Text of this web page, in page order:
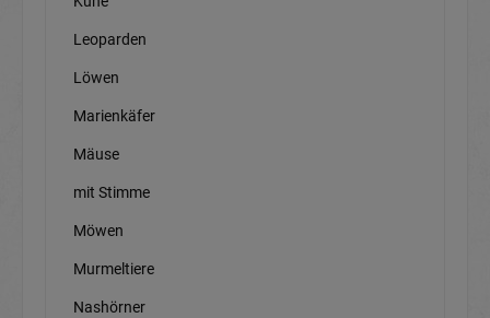
Leoparden
Löwen
Marienkäfer
Mäuse
mit Stimme
Möwen
Murmeltiere
Nashörner